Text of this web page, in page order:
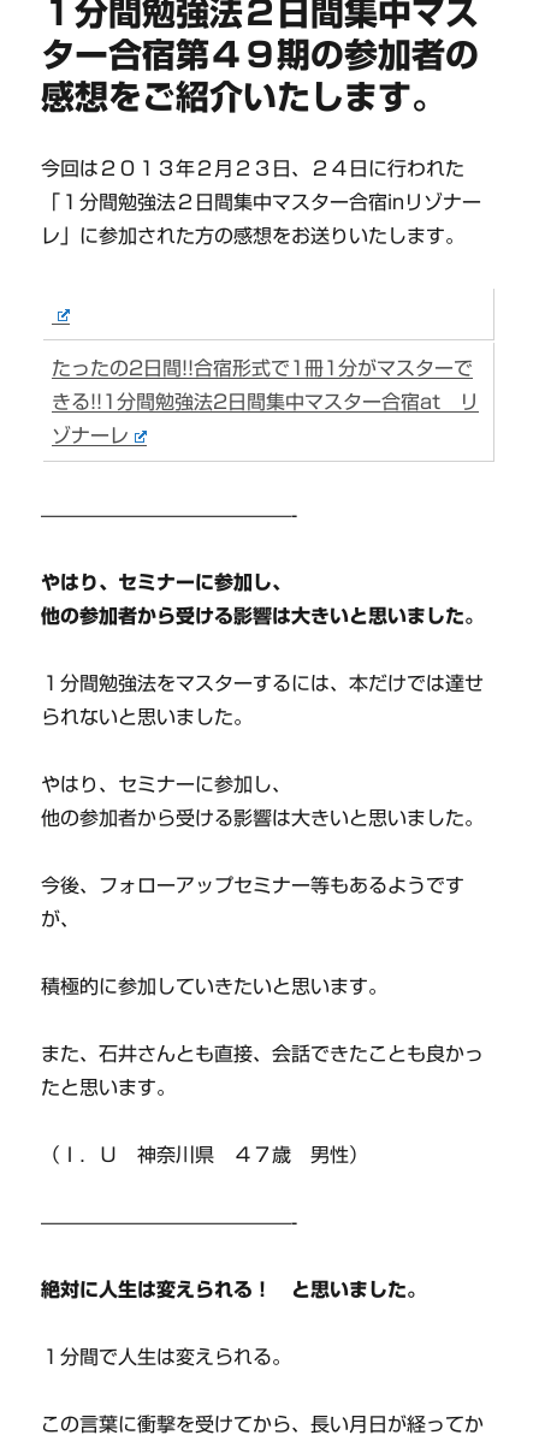
１分間勉強法２日間集中マス
ター合宿第４９期の参加者の
感想をご紹介いたします。
今回は２０１３年２月２３日、２４日に行われた
「１分間勉強法２日間集中マスター合宿inリゾナー
レ」に参加された方の感想をお送りいたします。
たったの2日間!!合宿形式で1冊1分がマスターで
きる!!1分間勉強法2日間集中マスター合宿at リ
ゾナーレ
—————————————-
やはり、セミナーに参加し、
他の参加者から受ける影響は大きいと思いました。
１分間勉強法をマスターするには、本だけでは達せ
られないと思いました。
やはり、セミナーに参加し、
他の参加者から受ける影響は大きいと思いました。
今後、フォローアップセミナー等もあるようです
が、
積極的に参加していきたいと思います。
また、石井さんとも直接、会話できたことも良かっ
たと思います。
（Ｉ．Ｕ 神奈川県 ４７歳 男性）
—————————————-
絶対に人生は変えられる！ と思いました。
１分間で人生は変えられる。
この言葉に衝撃を受けてから、長い月日が経ってか